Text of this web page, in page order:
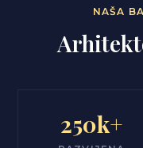
NAŠA
250k+